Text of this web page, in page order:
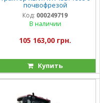
почвофрезой
Код: 000249719
В наличии
105 163,00 грн.
Купить